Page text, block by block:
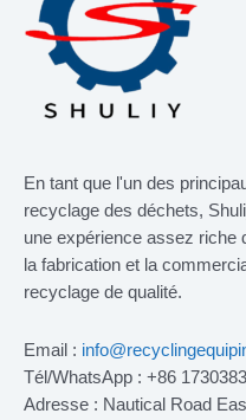
En tant que l'un des
recyclage des déchets,
une expérience assez riche
la fabrication et la
recyclage de qualité.
Email :
Tél/WhatsApp : +86
Adresse : Nautical Road